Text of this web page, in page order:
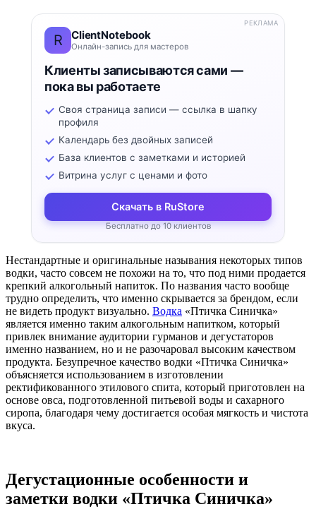
R ClientNotebook
Онлайн-запись для мастеров
Клиенты записываются сами —
пока вы работаете
Своя страница записи — ссылка в шапку
профиля
Календарь без двойных записей
База клиентов с заметками и историей
Витрина услуг с ценами и фото
Скачать в RuStore
Бесплатно до 10 клиентов
РЕКЛАМА
Нестандартные и оригинальные называния некоторых типов
водки, часто совсем не похожи на то, что под ними продается
крепкий алкогольный напиток. По названия часто вообще
трудно определить, что именно скрывается за брендом, если
не видеть продукт визуально. Водка «Птичка Синичка»
является именно таким алкогольным напитком, который
привлек внимание аудитории гурманов и дегустаторов
именно названием, но и не разочаровал высоким качеством
продукта. Безупречное качество водки «Птичка Синичка»
объясняется использованием в изготовлении
ректификованного этилового спита, который приготовлен на
основе овса, подготовленной питьевой воды и сахарного
сиропа, благодаря чему достигается особая мягкость и чистота
вкуса.
Дегустационные особенности и
заметки водки «Птичка Синичка»